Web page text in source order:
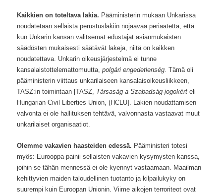
Kaikkien on toteltava lakia. Pääministerin mukaan Unkarissa
noudatetaan sellaista perustuslakiin nojaavaa periaatetta, että
kun Unkarin kansan valitsemat edustajat asianmukaisten
säädösten mukaisesti säätävät lakeja, niitä on kaikken
noudatettava. Unkarin oikeusjärjestelmä ei tunne
kansalaistottelemattomuutta,polgári engedetlenség. Tämä oli
pääministerin viittaus unkarilaiseen kansalaisoikeusliikkeen,
TASZ:in toimintaan [TASZ, Társaság a Szabadság-jogokért eli
Hungarian Civil Liberties Union, (HCLU]. Lakien noudattamisen
valvonta ei ole hallituksen tehtävä, valvonnasta vastaavat muut
unkarilaiset organisaatiot.
Olemme vakavien haasteiden edessä. Pääministeri totesi
myös: Eurooppa painii sellaisten vakavien kysymysten kanssa,
joihin se tähän mennessä ei ole kyennyt vastaamaan. Maailman
kehittyvien maiden taloudellinen tuotanto ja kilpailukyky on
suurempi kuin Euroopan Unionin. Viime aikojen terroriteot ovat